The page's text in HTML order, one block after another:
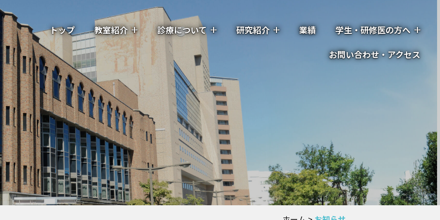
トップ 教室紹介 診療について 研究紹介 業績
学生・研修医の方へ
お問い合わせ・アクセス